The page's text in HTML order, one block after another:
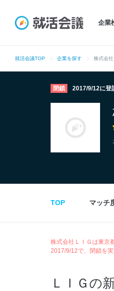
企業
就活会議TOP 企業を探す 株式会
閉鎖 2017/9/12に登
TOP マッチ
株式会社ＬＩＧは東京
2017/9/12で、閉鎖を実
ＬＩＧの